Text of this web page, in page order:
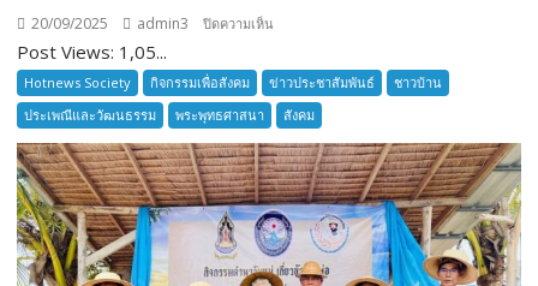
20/09/2025 admin3 ปิดความเห็น
เสือ
ชาว
บ้าน
อำเภอ
บางละมุง
เปิด
รับ
สมัคร
Post Views: 1,05...
Hotnews Society กิจกรรมเพื่อสังคม ข่าวประชาสัมพันธ์
ชาวบ้าน
ประเพณีและวัฒนธรรม
พระพุทธศาสนา สังคม